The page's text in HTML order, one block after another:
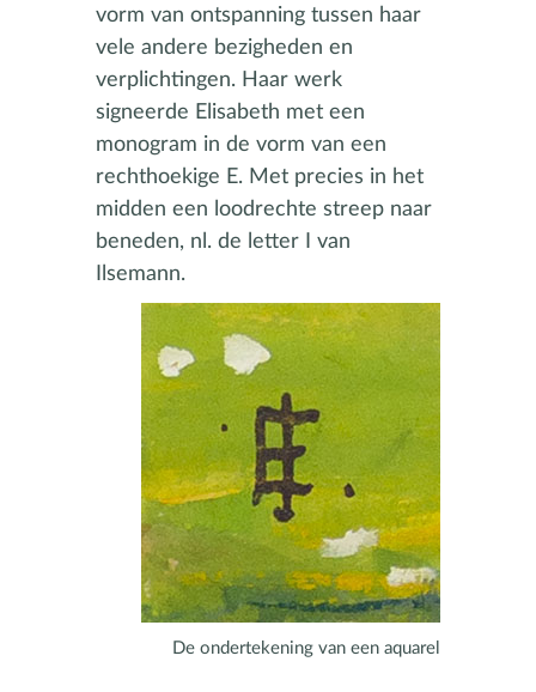
vorm van ontspanning tussen haar
vele andere bezigheden en
verplichtingen. Haar werk
signeerde Elisabeth met een
monogram in de vorm van een
rechthoekige E. Met precies in het
midden een loodrechte streep naar
beneden, nl. de letter I van
Ilsemann.
De ondertekening van een aquarel